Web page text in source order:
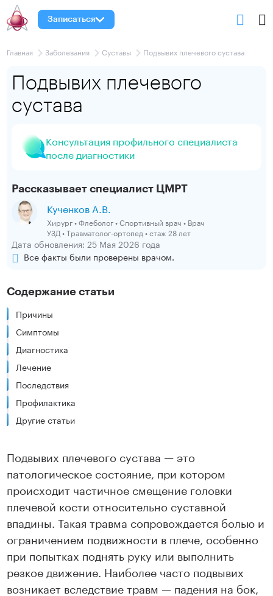
Записаться
Главная Заболевания Суставы Подвывих плечевого сустава
Подвывих плечевого
сустава
Консультация профильного специалиста
после диагностики
Рассказывает специалист ЦМРТ
Кученков А.В.
Хирург • Флеболог • Спортивный врач • Врач
УЗД • Травматолог-ортопед • стаж 28 лет
Дата обновления: 25 Мая 2026 года
Все факты были проверены врачом.
Содержание статьи
Причины
Симптомы
Диагностика
Лечение
Последствия
Профилактика
Другие статьи
Подвывих плечевого сустава — это
патологическое состояние, при котором
происходит частичное смещение головки
плечевой кости относительно суставной
впадины. Такая травма сопровождается болью и
ограничением подвижности в плече, особенно
при попытках поднять руку или выполнить
резкое движение. Наиболее часто подвывих
возникает вследствие травм — падения на бок,